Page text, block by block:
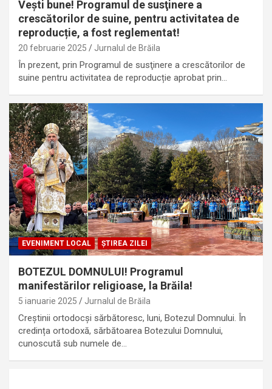
Vești bune! Programul de susţinere a
crescătorilor de suine, pentru activitatea de
reproducție, a fost reglementat!
20 februarie 2025 Jurnalul de Brăila
În prezent, prin Programul de susţinere a crescătorilor de
suine pentru activitatea de reproducție aprobat prin…
EVENIMENT LOCAL ȘTIREA ZILEI
BOTEZUL DOMNULUI! Programul
manifestărilor religioase, la Brăila!
5 ianuarie 2025 Jurnalul de Brăila
Creștinii ortodocşi sărbătoresc, luni, Botezul Domnului. În
credința ortodoxă, sărbătoarea Botezului Domnului,
cunoscută sub numele de…